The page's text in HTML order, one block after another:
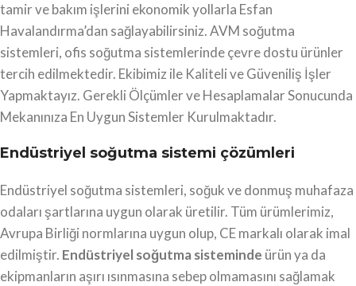
tamir ve bakım işlerini ekonomik yollarla Esfan
Havalandırma’dan sağlayabilirsiniz. AVM soğutma
sistemleri, ofis soğutma sistemlerinde çevre dostu ürünler
tercih edilmektedir. Ekibimiz ile Kaliteli ve Güveniliş İşler
Yapmaktayız. Gerekli Ölçümler ve Hesaplamalar Sonucunda
Mekanınıza En Uygun Sistemler Kurulmaktadır.
Endüstriyel soğutma sistemi çözümleri
Endüstriyel soğutma sistemleri, soğuk ve donmuş muhafaza
odaları şartlarına uygun olarak üretilir. Tüm ürümlerimiz,
Avrupa Birliği normlarına uygun olup, CE markalı olarak imal
edilmiştir. Endüstriyel soğutma sisteminde ürün ya da
ekipmanların aşırı ısınmasına sebep olmamasını sağlamak